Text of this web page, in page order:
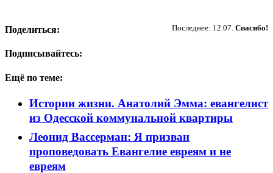
Последнее: 12.07. Спасибо!
Поделиться:
Подписывайтесь:
Ещё по теме:
Истории жизни. Анатолий Эмма: евангелист
из Одесской коммунальной квартиры
Леонид Вассерман: Я призван
проповедовать Евангелие евреям и не
евреям